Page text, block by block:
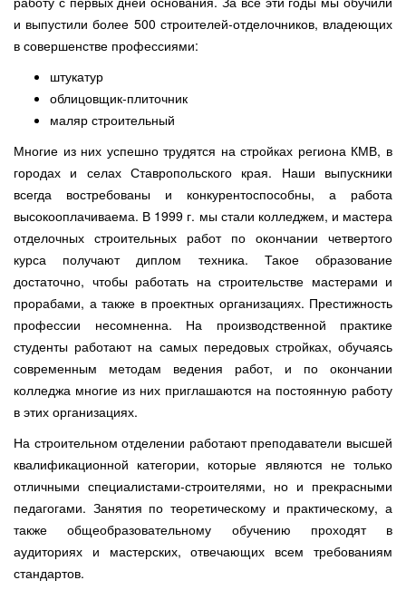
и выпустили более 500 строителей-отделочников, владеющих
в совершенстве профессиями:
штукатур
облицовщик-плиточник
маляр строительный
Многие из них успешно трудятся на стройках региона КМВ, в
городах и селах Ставропольского края. Наши выпускники
всегда востребованы и конкурентоспособны, а работа
высокооплачиваема. В 1999 г. мы стали колледжем, и мастера
отделочных строительных работ по окончании четвертого
курса получают диплом техника. Такое образование
достаточно, чтобы работать на строительстве мастерами и
прорабами, а также в проектных организациях. Престижность
профессии несомненна. На производственной практике
студенты работают на самых передовых стройках, обучаясь
современным методам ведения работ, и по окончании
колледжа многие из них приглашаются на постоянную работу
в этих организациях.
На строительном отделении работают преподаватели высшей
квалификационной категории, которые являются не только
отличными специалистами-строителями, но и прекрасными
педагогами. Занятия по теоретическому и практическому, а
также общеобразовательному обучению проходят в
аудиториях и мастерских, отвечающих всем требованиям
стандартов.